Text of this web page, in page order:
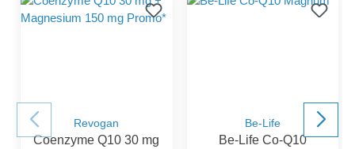
Revogan
Coenzyme Q10 30 mg
Be-Life
Be-Life Co-Q10